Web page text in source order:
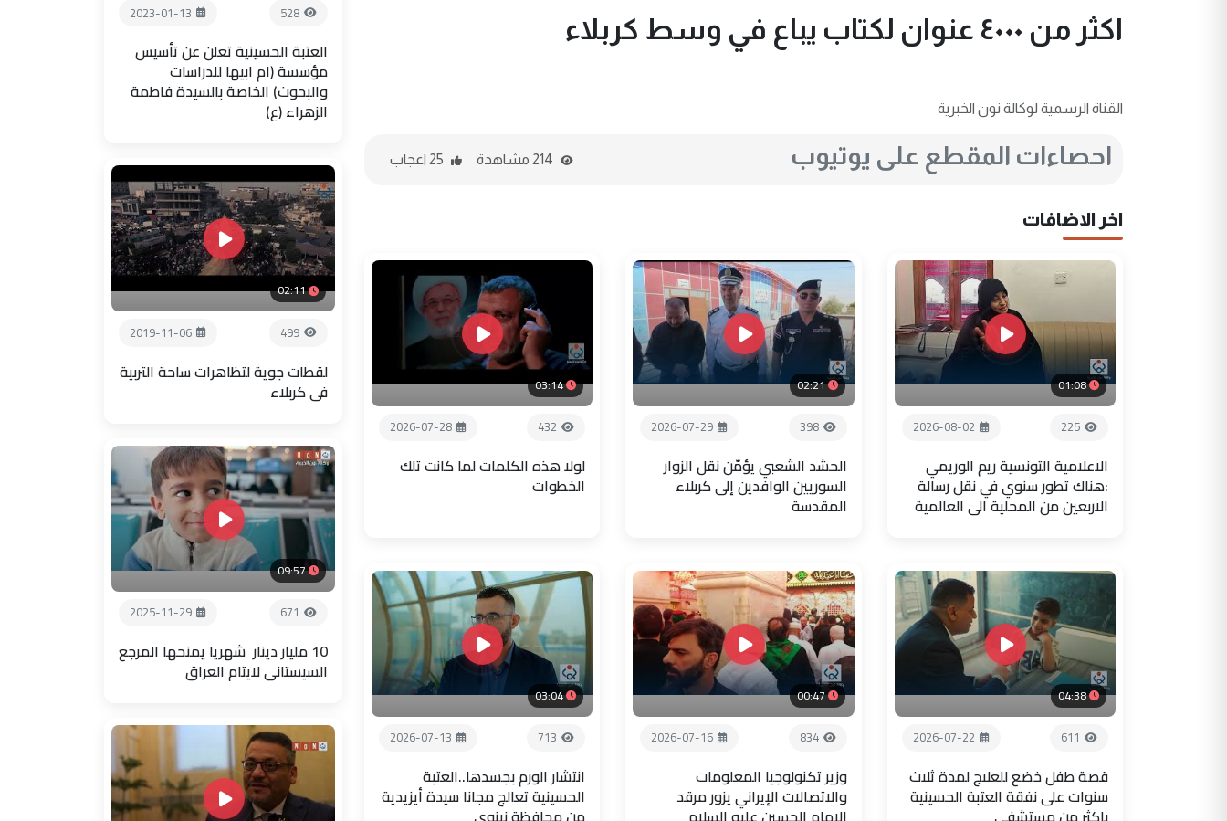
اكثر من ٤٠٠٠ عنوان لكتاب يباع في وسط كربلاء
القناة الرسمية لوكالة نون الخبرية
احصاءات المقطع على يوتيوب
اخر الاضافات
01:08
225
2026-08-02
الاعلامية التونسية ريم الوريمي
:هناك تطور سنوي في نقل رسالة
الاربعين من المحلية الى العالمية
02:21
398
2026-07-29
الحشد الشعبي يؤمّن نقل الزوار
السوريين الوافدين إلى كربلاء
المقدسة
03:14
432
2026-07-28
لولا هذه الكلمات لما كانت تلك
الخطوات
04:38
611
2026-07-22
قصة طفل خضع للعلاج لمدة ثلاث
سنوات على نفقة العتبة الحسينية
00:47
834
2026-07-16
وزير تكنولوجيا المعلومات
والاتصالات الإيراني يزور مرقد
03:04
713
2026-07-13
انتشار الورم بجسدها..العتبة
الحسينية تعالج مجانا سيدة أيزيدية
528
2023-01-13
العتبة الحسينية تعلن عن تأسيس
مؤسسة (ام ابيها للدراسات
والبحوث) الخاصة بالسيدة فاطمة
الزهراء (ع)
02:11
499
2019-11-06
لقطات جوية لتظاهرات ساحة التربية
في كربلاء
09:57
671
2025-11-29
10 مليار دينار شهريا يمنحها المرجع
السيستاني لايتام العراق